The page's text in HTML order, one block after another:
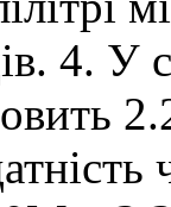
4. У